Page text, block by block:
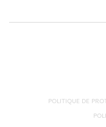
POLITIQUE DE